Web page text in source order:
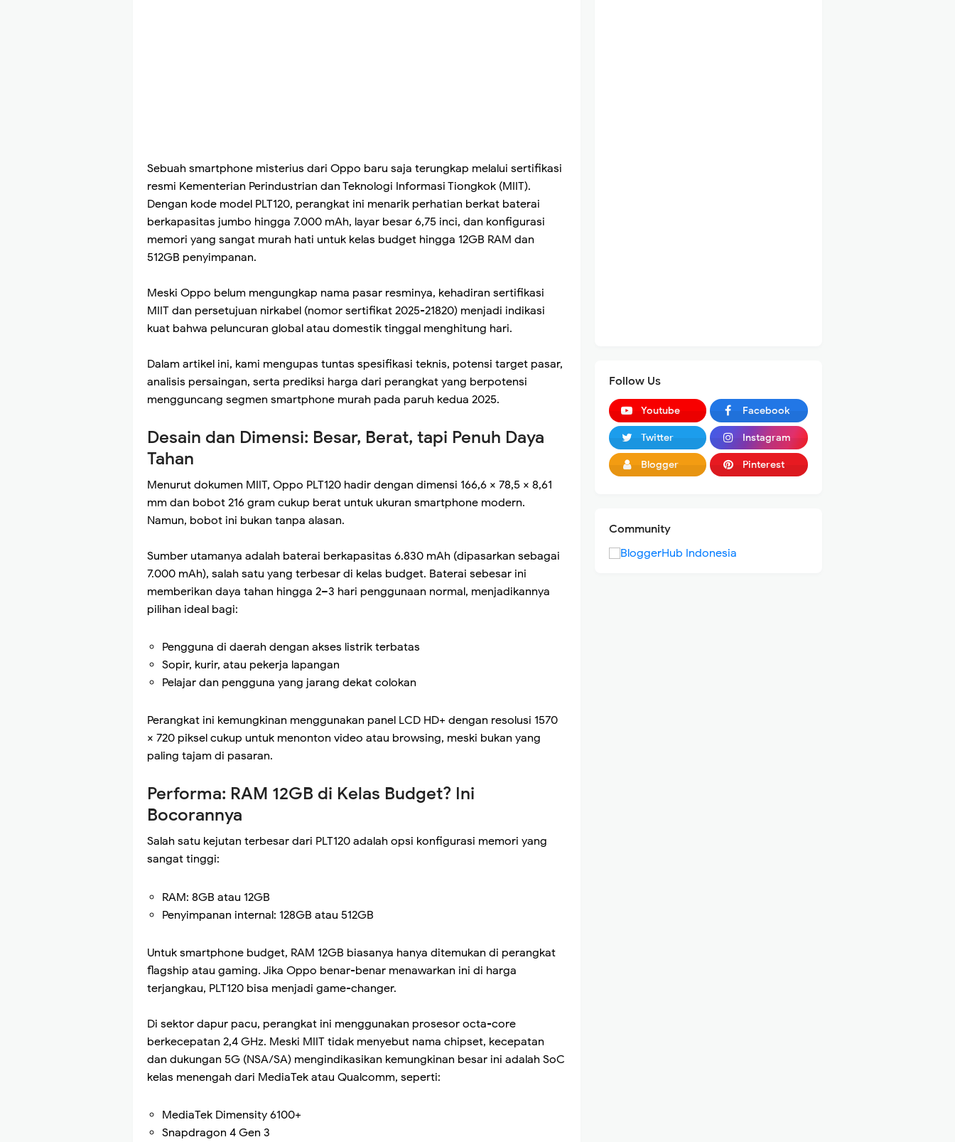
Sebuah smartphone misterius dari Oppo baru saja terungkap melalui sertifikasi
resmi Kementerian Perindustrian dan Teknologi Informasi Tiongkok (MIIT).
Dengan kode model PLT120, perangkat ini menarik perhatian berkat baterai
berkapasitas jumbo hingga 7.000 mAh, layar besar 6,75 inci, dan konfigurasi
memori yang sangat murah hati untuk kelas budget hingga 12GB RAM dan
512GB penyimpanan.
Meski Oppo belum mengungkap nama pasar resminya, kehadiran sertifikasi
MIIT dan persetujuan nirkabel (nomor sertifikat 2025-21820) menjadi indikasi
kuat bahwa peluncuran global atau domestik tinggal menghitung hari.
Dalam artikel ini, kami mengupas tuntas spesifikasi teknis, potensi target pasar,
analisis persaingan, serta prediksi harga dari perangkat yang berpotensi
mengguncang segmen smartphone murah pada paruh kedua 2025.
Desain dan Dimensi: Besar, Berat, tapi Penuh Daya
Tahan
Menurut dokumen MIIT, Oppo PLT120 hadir dengan dimensi 166,6 × 78,5 × 8,61
mm dan bobot 216 gram cukup berat untuk ukuran smartphone modern.
Namun, bobot ini bukan tanpa alasan.
Sumber utamanya adalah baterai berkapasitas 6.830 mAh (dipasarkan sebagai
7.000 mAh), salah satu yang terbesar di kelas budget. Baterai sebesar ini
memberikan daya tahan hingga 2–3 hari penggunaan normal, menjadikannya
pilihan ideal bagi:
Pengguna di daerah dengan akses listrik terbatas
Sopir, kurir, atau pekerja lapangan
Pelajar dan pengguna yang jarang dekat colokan
Perangkat ini kemungkinan menggunakan panel LCD HD+ dengan resolusi 1570
× 720 piksel cukup untuk menonton video atau browsing, meski bukan yang
paling tajam di pasaran.
Performa: RAM 12GB di Kelas Budget? Ini
Bocorannya
Salah satu kejutan terbesar dari PLT120 adalah opsi konfigurasi memori yang
sangat tinggi:
RAM: 8GB atau 12GB
Penyimpanan internal: 128GB atau 512GB
Untuk smartphone budget, RAM 12GB biasanya hanya ditemukan di perangkat
flagship atau gaming. Jika Oppo benar-benar menawarkan ini di harga
terjangkau, PLT120 bisa menjadi game-changer.
Di sektor dapur pacu, perangkat ini menggunakan prosesor octa-core
berkecepatan 2,4 GHz. Meski MIIT tidak menyebut nama chipset, kecepatan
dan dukungan 5G (NSA/SA) mengindikasikan kemungkinan besar ini adalah SoC
kelas menengah dari MediaTek atau Qualcomm, seperti:
MediaTek Dimensity 6100+
Snapdragon 4 Gen 3
Follow Us
Youtube Facebook
Twitter Instagram
Blogger Pinterest
Community